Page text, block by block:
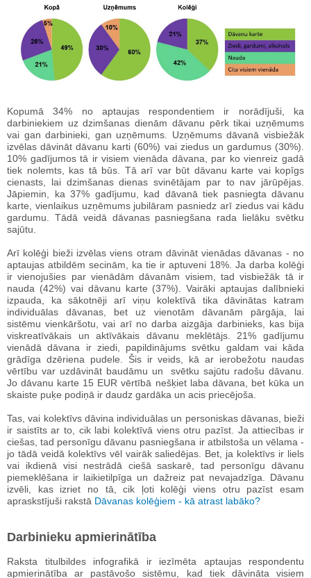
Kopumā 34% no aptaujas respondentiem ir norādījuši, ka
darbiniekiem uz dzimšanas dienām dāvanu pērk tikai uzņēmums
vai gan darbinieki, gan uzņēmums. Uzņēmums dāvanā visbiežāk
izvēlas dāvināt dāvanu karti (60%) vai ziedus un gardumus (30%).
10% gadījumos tā ir visiem vienāda dāvana, par ko vienreiz gadā
tiek nolemts, kas tā būs. Tā arī var būt dāvanu karte vai kopīgs
cienasts, lai dzimšanas dienas svinētājam par to nav jārūpējas.
Jāpiemin, ka 37% gadījumu, kad dāvanā tiek pasniegta dāvanu
karte, vienlaikus uzņēmums jubilāram pasniedz arī ziedus vai kādu
gardumu. Tādā veidā dāvanas pasniegšana rada lielāku svētku
sajūtu.
Arī kolēģi bieži izvēlas viens otram dāvināt vienādas dāvanas - no
aptaujas atbildēm secinām, ka tie ir aptuveni 18%. Ja darba kolēģi
ir vienojušies par vienādām dāvanām visiem, tad visbiežāk tā ir
nauda (42%) vai dāvanu karte (37%). Vairāki aptaujas dalībnieki
izpauda, ka sākotnēji arī viņu kolektīvā tika dāvinātas katram
individuālas dāvanas, bet uz vienotām dāvanām pārgāja, lai
sistēmu vienkāršotu, vai arī no darba aizgāja darbinieks, kas bija
viskreatīvākais un aktīvākais dāvanu meklētājs. 21% gadījumu
vienādā dāvana ir ziedi, papildinājums svētku galdam vai kāda
grādīga dzēriena pudele. Šis ir veids, kā ar ierobežotu naudas
vērtību var uzdāvināt baudāmu un svētku sajūtu radošu dāvanu.
Jo dāvanu karte 15 EUR vērtībā nešķiet laba dāvana, bet kūka un
skaiste puķe podiņā ir daudz gardāka un acis priecējoša.
Tas, vai kolektīvs dāvina individuālas un personiskas dāvanas, bieži
ir saistīts ar to, cik labi kolektīvā viens otru pazīst. Ja attiecības ir
ciešas, tad personīgu dāvanu pasniegšana ir atbilstoša un vēlama -
jo tādā veidā kolektīvs vēl vairāk saliedējas. Bet, ja kolektīvs ir liels
vai ikdienā visi nestrādā ciešā saskarē, tad personīgu dāvanu
piemeklēšana ir laikietilpīga un dažreiz pat nevajadzīga. Dāvanu
izvēli, kas izriet no tā, cik ļoti kolēģi viens otru pazīst esam
apraskstījuši rakstā Dāvanas kolēģiem - kā atrast labāko?
Darbinieku apmierinātība
Raksta titulbildes infografikā ir iezīmēta aptaujas respondentu
apmierinātība ar pastāvošo sistēmu, kad tiek dāvināta visiem